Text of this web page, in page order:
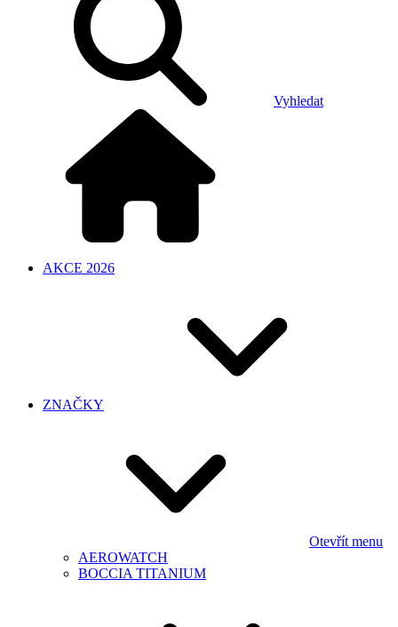
Vyhledat
AKCE 2026
ZNAČKY
Otevřít menu
AEROWATCH
BOCCIA TITANIUM